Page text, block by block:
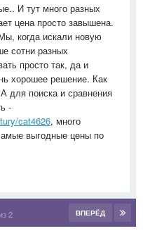
И тут много разных
цена просто завышена.
когда искали новую
сотни разных
просто так, да и
хорошее решение. Как
для поиска и сравнения
-
cat4626, много
выгодные цены по
ВПЕРЁД
2